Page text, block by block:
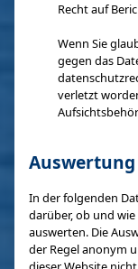
Recht auf
Wenn Sie
gegen das
verletzt
In der folgenden
darüber, ob und
auswerten. Die
der Regel anonym